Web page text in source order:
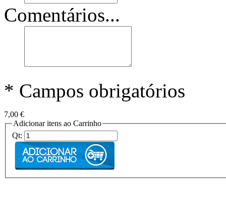
Comentários...
* Campos obrigatórios
7,00 €
Adicionar itens ao Carrinho
Qt: